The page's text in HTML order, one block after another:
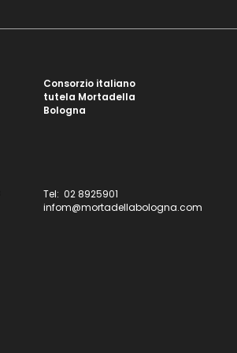
Consorzio italiano
tutela Mortadella
Bologna
Tel: 02 8925901
infom@mortadellabologna.com